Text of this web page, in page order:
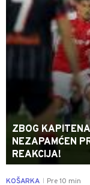
ZBOG
NEZAPAMĆEN
REAKCIJA!
KOŠARKA Pre 10 min